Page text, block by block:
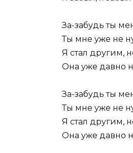
За-забудь ты
Ты мне уже не
Я стал другим,
Она уже давно
За-забудь ты
Ты мне уже не
Я стал другим,
Она уже давно